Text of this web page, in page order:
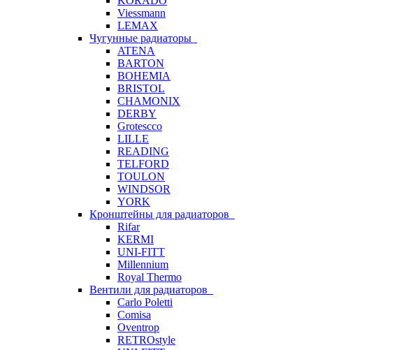
Viessmann
LEMAX
Чугунные радиаторы
ATENA
BARTON
BOHEMIA
BRISTOL
CHAMONIX
DERBY
Grotescco
LILLE
READING
TELFORD
TOULON
WINDSOR
YORK
Кронштейны для радиаторов
Rifar
KERMI
UNI-FITT
Millennium
Royal Thermo
Вентили для радиаторов
Carlo Poletti
Comisa
Oventrop
RETROstyle